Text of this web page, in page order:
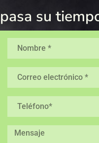
pasa su